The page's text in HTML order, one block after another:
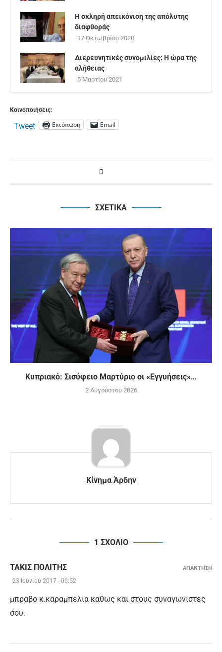
Η σκληρή απεικόνιση της απόλυτης
διαφθοράς
17 Οκτωβρίου 2020
Διερευνητικές συνομιλίες: Η ώρα της
αλήθειας
5 Μαρτίου 2021
Κοινοποιήσεις:
Tweet Εκτύπωση Email
ΣΧΕΤΙΚΑ
Κυπριακό: Σισύφειο Μαρτύριο οι «Εγγυήσεις»…
2 Αυγούστου 2026
Κίνημα Άρδην
1 ΣΧΟΛΙΟ
ΤΑΚΙΣ ΠΟΛΙΤΗΣ
23 Ιουνίου 2017 - 00:52
μπραβο κ.καραμπελια καθως και στους συναγωνιστες
σου.
ΑΠΑΝΤΗΣΗ